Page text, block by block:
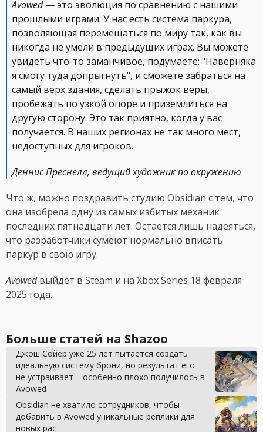
Avowed— это эволюция по сравнению с нашими
прошлыми играми. У нас есть система паркура,
позволяющая перемещаться по миру так, как вы
никогда не умели в предыдущих играх. Вы можете
увидеть что-то заманчивое, подумаете: "Наверняка
я смогу туда допрыгнуть", и сможете забраться на
самый верх здания, сделать прыжок веры,
пробежать по узкой опоре и приземлиться на
другую сторону. Это так приятно, когда у вас
получается. В наших регионах не так много мест,
недоступных для игроков.
Деннис Преснелл, ведущий художник по окружению
Что ж, можно поздравить студию Obsidian с тем, что
она изобрела одну из самых избитых механик
последних пятнадцати лет. Остается лишь надеяться,
что разработчики сумеют нормально вписать
паркур в свою игру.
Avowedвыйдет в Steam и на Xbox Series 18 февраля
2025 года.
Больше статей на Shazoo
Джош Сойер уже 25 лет пытается создать
идеальную систему брони, но результат его
не устраивает – особенно плохо получилось в
Avowed
Obsidian не хватило сотрудников, чтобы
добавить в Avowed уникальные реплики для
новых рас